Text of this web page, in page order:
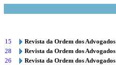
15
Revista da Ordem dos Advogados
28
Revista da Ordem dos Advogados
26
Revista da Ordem dos Advogados